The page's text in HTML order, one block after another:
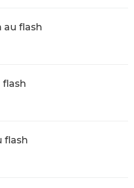
au flash
flash
flash